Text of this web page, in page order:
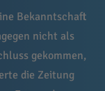
Bekanntschaft
nicht als
gekommen,
die Zeitung